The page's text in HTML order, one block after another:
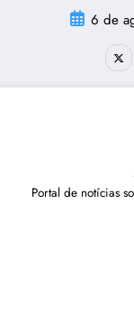
6 de
Portal de notícias